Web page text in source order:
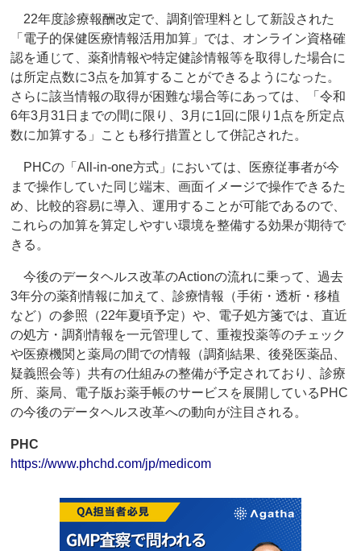
22年度診療報酬改定で、調剤管理料として新設された
「電子的保健医療情報活用加算」では、オンライン資格確
認を通じて、薬剤情報や特定健診情報等を取得した場合に
は所定点数に3点を加算することができるようになった。
さらに該当情報の取得が困難な場合等にあっては、「令和
6年3月31日までの間に限り、3月に1回に限り1点を所定点
数に加算する」ことも移行措置として併記された。
PHCの「All-in-one方式」においては、医療従事者が今
まで操作していた同じ端末、画面イメージで操作できるた
め、比較的容易に導入、運用することが可能であるので、
これらの加算を算定しやすい環境を整備する効果が期待で
きる。
今後のデータヘルス改革のActionの流れに乗って、過去
3年分の薬剤情報に加えて、診療情報（手術・透析・移植
など）の参照（22年夏頃予定）や、電子処方箋では、直近
の処方・調剤情報を一元管理して、重複投薬等のチェック
や医療機関と薬局の間での情報（調剤結果、後発医薬品、
疑義照会等）共有の仕組みの整備が予定されており、診療
所、薬局、電子版お薬手帳のサービスを展開しているPHC
の今後のデータヘルス改革への動向が注目される。
PHC
https://www.phchd.com/jp/medicom